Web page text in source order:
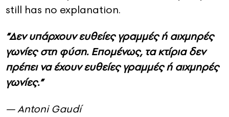
still has no explanation.
“Δεν υπάρχουν ευθείες γραμμές ή αιχμηρές
γωνίες στη φύση. Επομένως, τα κτίρια δεν
πρέπει να έχουν ευθείες γραμμές ή αιχμηρές
γωνίες.”
— Antoni Gaudí